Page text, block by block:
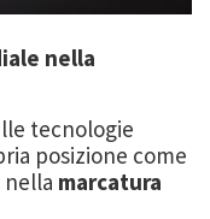
nella
tecnologie
posizione come
marcatura